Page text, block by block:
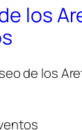
los
de los